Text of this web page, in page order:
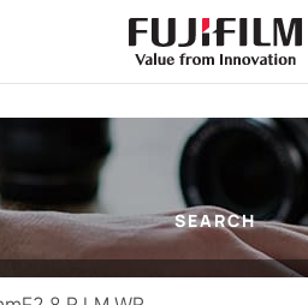
SEARCH